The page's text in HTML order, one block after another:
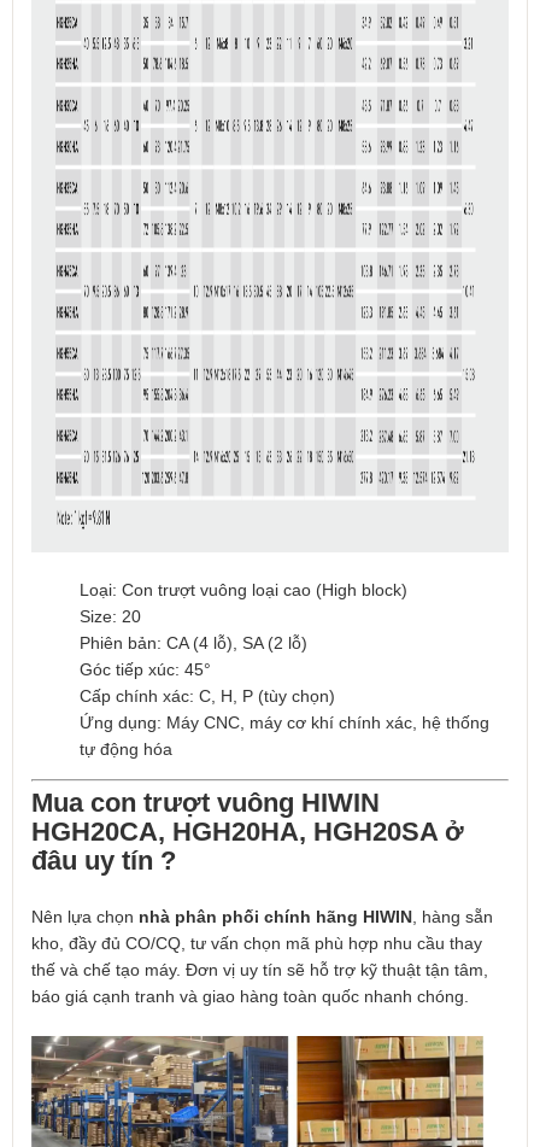
Loại: Con trượt vuông loại cao (High block)
Size: 20
Phiên bản: CA (4 lỗ), SA (2 lỗ)
Góc tiếp xúc: 45°
Cấp chính xác: C, H, P (tùy chọn)
Ứng dụng: Máy CNC, máy cơ khí chính xác, hệ thống
tự động hóa
Mua con trượt vuông HIWIN
HGH20CA, HGH20HA, HGH20SA ở
đâu uy tín ?
Nên lựa chọn nhà phân phối chính hãng HIWIN , hàng sẵn
kho, đầy đủ CO/CQ, tư vấn chọn mã phù hợp nhu cầu thay
thế và chế tạo máy. Đơn vị uy tín sẽ hỗ trợ kỹ thuật tận tâm,
báo giá cạnh tranh và giao hàng toàn quốc nhanh chóng.